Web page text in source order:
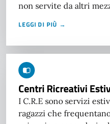
non servite da altri
LEGGI DI PIÙ →
Centri Ricreativi
I C.R.E sono servizi
ragazzi che